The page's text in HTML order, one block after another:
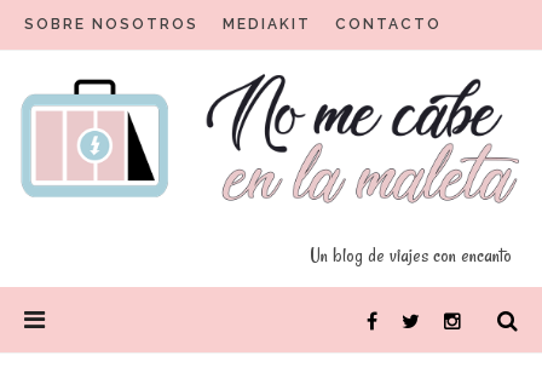
SOBRE NOSOTROS MEDIAKIT CONTACTO
Un blog de viajes con encanto
No me cabe en la maleta
Un blog para viajeros con encanto
FacebookTwitter Instagram